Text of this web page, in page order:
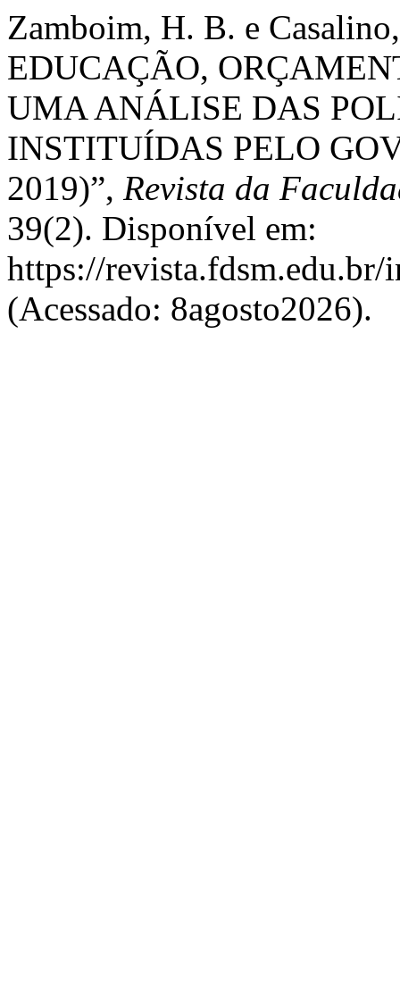
Zamboim, H. B. e
EDUCAÇÃO,
UMA ANÁLISE DAS
INSTITUÍDAS PELO
2019)”, Revista da
39(2). Disponível em:
https://
(Acessado: 8agosto2026).